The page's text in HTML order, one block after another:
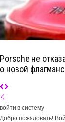
Porsche не
о новой
войти в систему
Добро пожаловать!